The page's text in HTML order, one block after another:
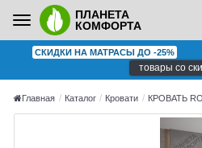
Toggle
navigation
ПЛАНЕТА
КОМФОРТА
СКИДКИ НА МАТРАСЫ ДО -25%
товары со
Главная Каталог Кровати КРОВАТЬ